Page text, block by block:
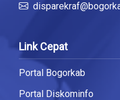
Link Cepat
Portal Bogorkab
Portal Diskominfo